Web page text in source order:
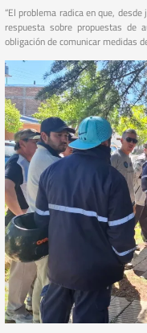
“El problema radica en que,
respuesta sobre propuestas
obligación de comunicar medidas